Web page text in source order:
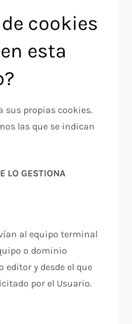
cookies
esta
sus propias cookies.
las que se indican
LO GESTIONA
al equipo terminal
o dominio
editor y desde el que
por el Usuario.